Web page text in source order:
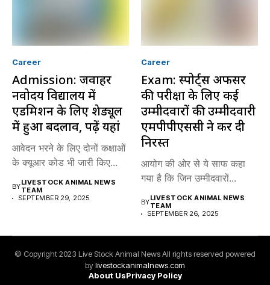
Career
Admission: जवाहर
नवोदय विद्यालय में
एडमिशन के लिए शेड्यूल
में हुआ बदलाव, पढ़ें यहां
आवेदन भरने के लिए दोनों कक्षाओं
के क्यूआर कोड भी जारी किए...
BYLIVESTOCK ANIMAL NEWS
TEAM
SEPTEMBER 29, 2025
Career
Exam: स्पोर्ट्स अफसर
की परीक्षा के लिए कई
उम्मीदवारों की उम्मीदवारी
एमपीपीएससी ने कर दी
निरस्त
आयोग की ओर से ये साफ कहा
गया है कि जिन उम्मीदवारों...
BYLIVESTOCK ANIMAL NEWS
TEAM
SEPTEMBER 26, 2025
© Copyright 2023 Live Stock Animal News All rights reserved powered
bylivestockanimalnews.com
About UsPrivacy Policy